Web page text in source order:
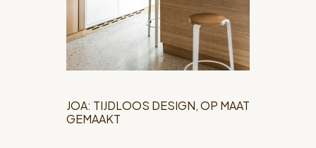
JOA: TIJDLOOS DESIGN, OP MAAT
GEMAAKT